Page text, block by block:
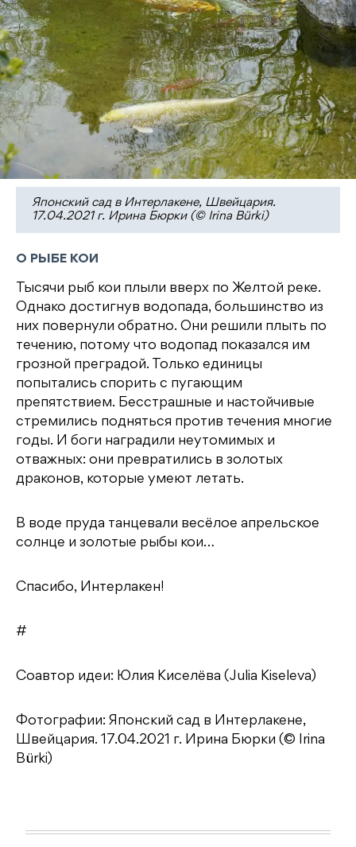
Японский сад в Интерлакене, Швейцария.
17.04.2021 г. Ирина Бюрки (© Irina Bürki)
О РЫБЕ КОИ
Тысячи рыб кои плыли вверх по Желтой реке.
Однако достигнув водопада, большинство из
них повернули обратно. Они решили плыть по
течению, потому что водопад показался им
грозной преградой. Только единицы
попытались спорить с пугающим
препятствием. Бесстрашные и настойчивые
стремились подняться против течения многие
годы. И боги наградили неутомимых и
отважных: они превратились в золотых
драконов, которые умеют летать.
В воде пруда танцевали весёлое апрельское
солнце и золотые рыбы кои…
Спасибо, Интерлакен!
#
Соавтор идеи: Юлия Киселёва (Julia Kiseleva)
Фотографии: Японский сад в Интерлакене,
Швейцария. 17.04.2021 г. Ирина Бюрки (© Irina
Bürki)